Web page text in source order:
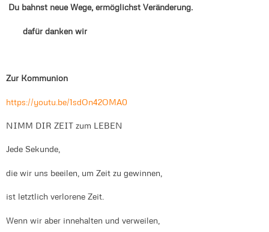
Du bahnst neue Wege, ermöglichst Veränderung.
dafür danken wir
Zur Kommunion
https://youtu.be/1sdOn42OMA0
NIMM DIR ZEIT zum LEBEN
Jede Sekunde,
die wir uns beeilen, um Zeit zu gewinnen,
ist letztlich verlorene Zeit.
Wenn wir aber innehalten und verweilen,